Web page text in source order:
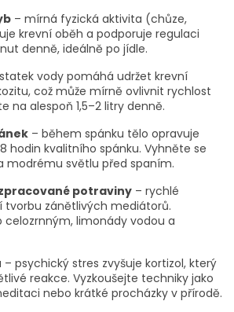
– mírná fyzická aktivita (chůze,
krevní oběh a podporuje regulaci
denně, ideálně po jídle.
vody pomáhá udržet krevní
což může mírně ovlivnit rychlost
na alespoň 1,5–2 litry denně.
– během spánku tělo opravuje
hodin kvalitního spánku. Vyhněte se
modrému světlu před spaním.
potraviny – rychlé
tvorbu zánětlivých mediátorů.
limonády vodou a
– psychický stres zvyšuje kortizol, který
reakce. Vyzkoušejte techniky jako
nebo krátké procházky v přírodě.